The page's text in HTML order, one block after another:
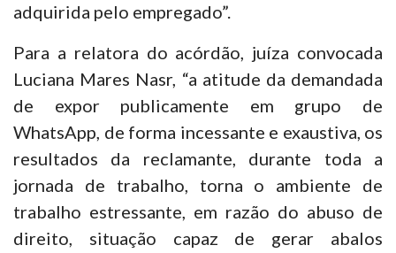
adquirida pelo empregado”.
Para a relatora do acórdão, juíza convocada
Luciana Mares Nasr, “a atitude da demandada
de expor publicamente em grupo de
WhatsApp, de forma incessante e exaustiva, os
resultados da reclamante, durante toda a
jornada de trabalho, torna o ambiente de
trabalho estressante, em razão do abuso de
direito, situação capaz de gerar abalos